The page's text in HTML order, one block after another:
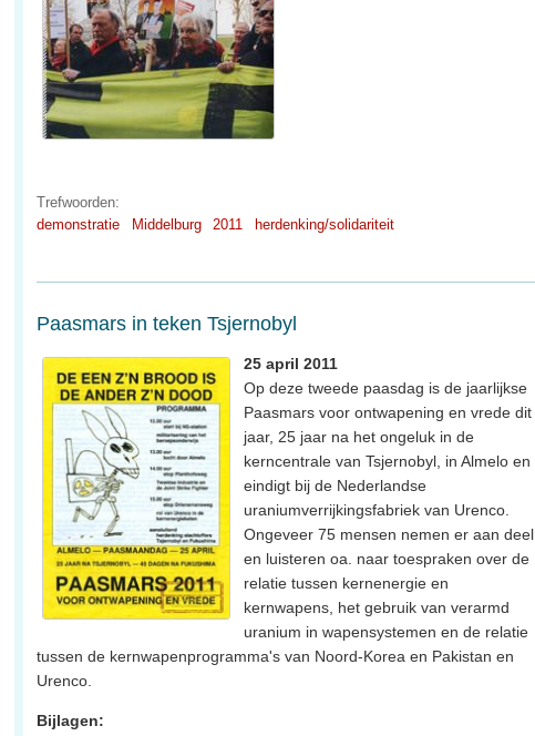
Trefwoorden:
demonstratie
Middelburg 2011 herdenking/solidariteit
Paasmars in teken Tsjernobyl
25 april 2011
Op deze tweede paasdag is de jaarlijkse
Paasmars voor ontwapening en vrede dit
jaar, 25 jaar na het ongeluk in de
kerncentrale van Tsjernobyl, in Almelo en
eindigt bij de Nederlandse
uraniumverrijkingsfabriek van Urenco.
Ongeveer 75 mensen nemen er aan deel
en luisteren oa. naar toespraken over de
relatie tussen kernenergie en
kernwapens, het gebruik van verarmd
uranium in wapensystemen en de relatie
tussen de kernwapenprogramma's van Noord-Korea en Pakistan en
Urenco.
Bijlagen: